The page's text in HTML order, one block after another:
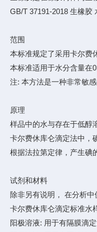
GB/T 37191-2018 生橡胶
范围
本标准规定了采用卡尔费
本标准适用于水分含量在
注: 本方法是一种非常敏
原理
样品中的水与存在于低醇
卡尔费休库仑滴定法中，
根据法拉第定律，产生碘
试剂和材料
除非另有说明， 在分析中
卡尔费休库仑滴定标准水
阳极溶液: 用于有隔膜滴定